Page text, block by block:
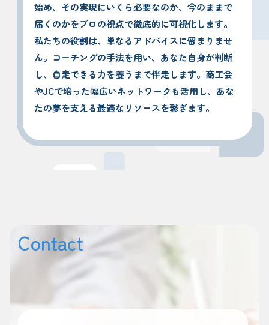
始め、その実現にいくら必要なのか、今のままで
届くのかをプロの視点で徹底的に可視化します。
私たちの役割は、単なるアドバイスに留まりませ
ん。コーチングの手法を用い、あなた自身が判断
し、自走できる力を養うまで伴走します。商工会
やJCで培った幅広いネットワークも活用し、あな
たの夢を支える最適なリソースを繋ぎます。
Contact